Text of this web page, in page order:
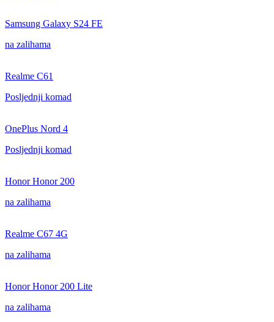
Samsung Galaxy S24 FE
na zalihama
Realme C61
Posljednji komad
OnePlus Nord 4
Posljednji komad
Honor Honor 200
na zalihama
Realme C67 4G
na zalihama
Honor Honor 200 Lite
na zalihama